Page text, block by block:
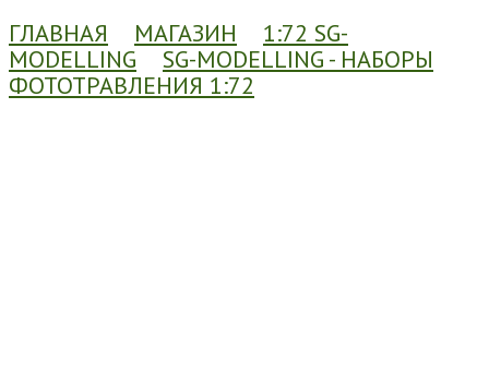
ГЛАВНАЯ
МАГАЗИН
1:72 SG-
MODELLING
SG-MODELLING - НАБОРЫ
ФОТОТРАВЛЕНИЯ 1:72